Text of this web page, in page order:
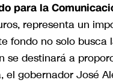
para la
representa un
fondo no solo
se destinará a
el gobernador José